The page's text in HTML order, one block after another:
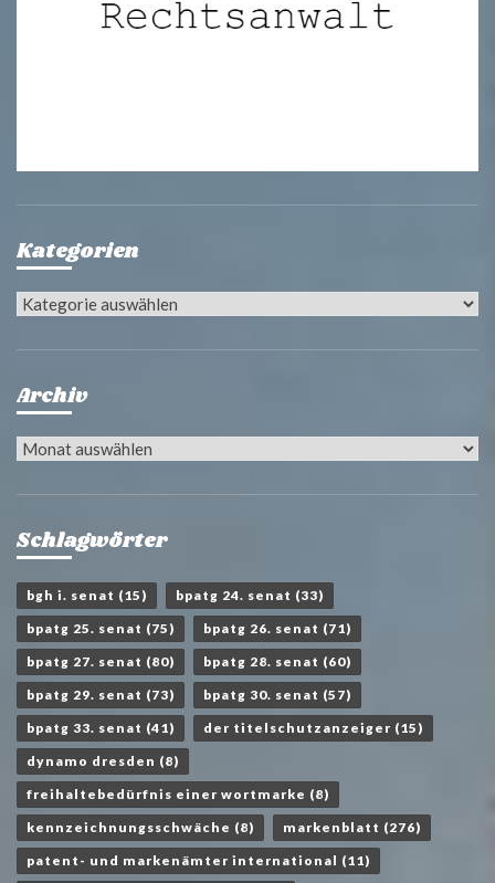
Kategorien
Kategorien
Archiv
Archiv
Schlagwörter
bgh i. senat (15) bpatg 24. senat (33)
bpatg 25. senat (75) bpatg 26. senat (71)
bpatg 27. senat (80) bpatg 28. senat (60)
bpatg 29. senat (73) bpatg 30. senat (57)
bpatg 33. senat (41) der titelschutzanzeiger (15)
dynamo dresden (8)
freihaltebedürfnis einer wortmarke (8)
kennzeichnungsschwäche (8) markenblatt (276)
patent- und markenämter international (11)